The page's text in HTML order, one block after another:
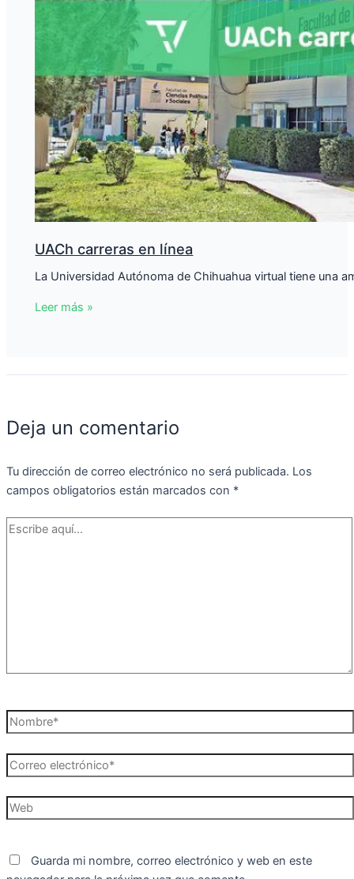
UACh carreras en línea
La Universidad Autónoma de Chihuahua virtual tiene una
Leer más »
Deja un comentario
Tu dirección de correo electrónico no será publicada. Los
campos obligatorios están marcados con *
Escribe
Nombre*
Correo
electrónico*
Web
Guarda mi nombre, correo electrónico y web en este